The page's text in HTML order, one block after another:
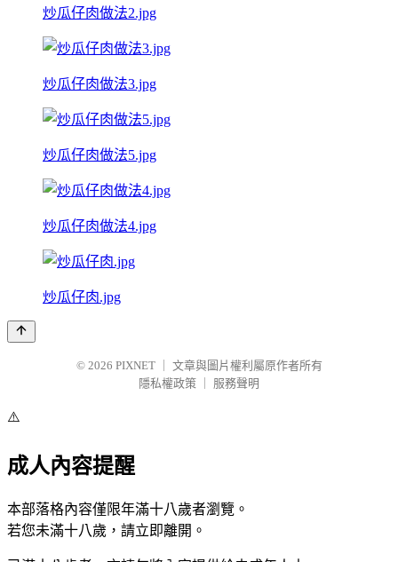
炒瓜仔肉做法2.jpg
炒瓜仔肉做法3.jpg
炒瓜仔肉做法5.jpg
炒瓜仔肉做法4.jpg
炒瓜仔肉.jpg
© 2026 PIXNET
文章與圖片權利屬原作者所有
隱私權政策
服務聲明
⚠️
成人內容提醒
本部落格內容僅限年滿十八歲者瀏覽。
若您未滿十八歲，請立即離開。